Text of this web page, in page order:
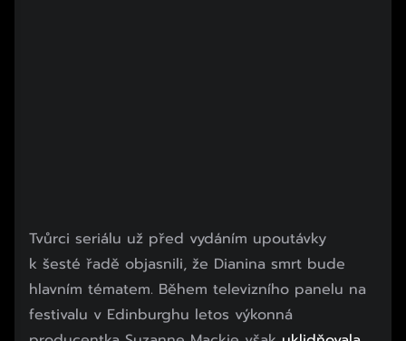
Tvůrci seriálu už před vydáním upoutávky
k šesté řadě objasnili, že Dianina smrt bude
hlavním tématem. Během televizního panelu na
festivalu v Edinburghu letos výkonná